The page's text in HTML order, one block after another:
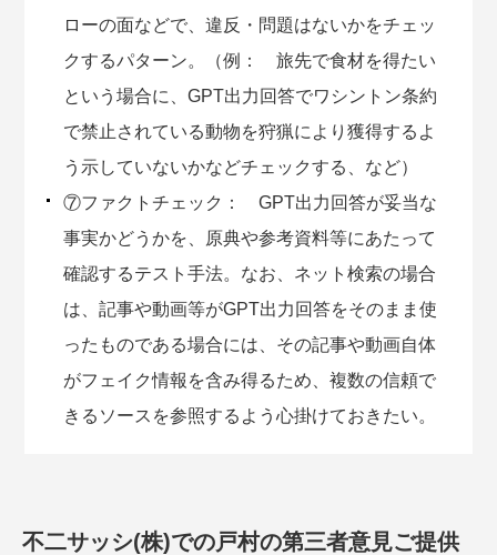
ローの面などで、違反・問題はないかをチェッ
クするパターン。（例： 旅先で食材を得たい
という場合に、GPT出力回答でワシントン条約
で禁止されている動物を狩猟により獲得するよ
う示していないかなどチェックする、など）
⑦ファクトチェック： GPT出力回答が妥当な
事実かどうかを、原典や参考資料等にあたって
確認するテスト手法。なお、ネット検索の場合
は、記事や動画等がGPT出力回答をそのまま使
ったものである場合には、その記事や動画自体
がフェイク情報を含み得るため、複数の信頼で
きるソースを参照するよう心掛けておきたい。
不二サッシ(株)での戸村の第三者意見ご提供